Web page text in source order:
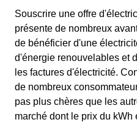
Souscrire une offre
présente de nombreux
de bénéficier d'une
d'énergie renouvelables et
les factures d'électricité.
de nombreux
pas plus chères que les
marché dont le prix du kWh